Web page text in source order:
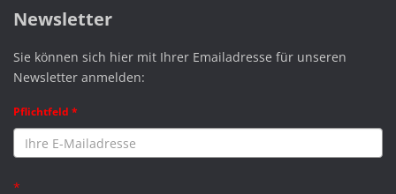
Newsletter
Sie können sich hier mit Ihrer Emailadresse für unseren
Newsletter anmelden:
Pflichtfeld *